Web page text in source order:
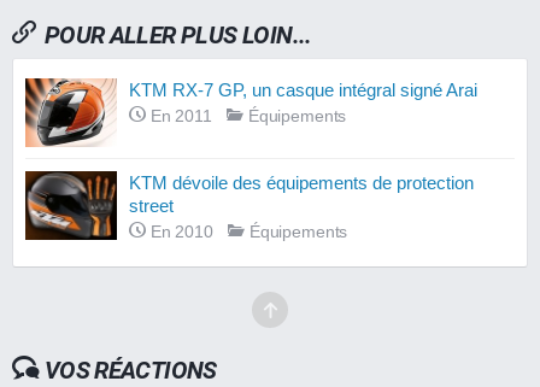
POUR ALLER PLUS LOIN...
KTM RX-7 GP, un casque intégral signé Arai
En 2011 Équipements
KTM dévoile des équipements de protection
street
En 2010 Équipements
VOS RÉACTIONS